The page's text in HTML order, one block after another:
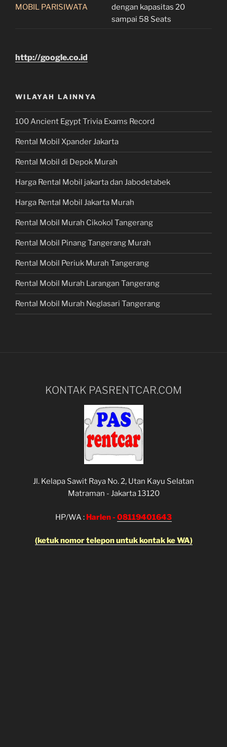
MOBIL PARISIWATA
dengan kapasitas 20
sampai 58 Seats
http://google.co.id
WILAYAH LAINNYA
100 Ancient Egypt Trivia Exams Record
Rental Mobil Xpander Jakarta
Rental Mobil di Depok Murah
Harga Rental Mobil jakarta dan Jabodetabek
Harga Rental Mobil Jakarta Murah
Rental Mobil Murah Cikokol Tangerang
Rental Mobil Pinang Tangerang Murah
Rental Mobil Periuk Murah Tangerang
Rental Mobil Murah Larangan Tangerang
Rental Mobil Murah Neglasari Tangerang
KONTAK PASRENTCAR.COM
Jl. Kelapa Sawit Raya No. 2, Utan Kayu Selatan
Matraman - Jakarta 13120
HP/WA : Harlen - 08119401643
(ketuk nomor telepon untuk kontak ke WA)